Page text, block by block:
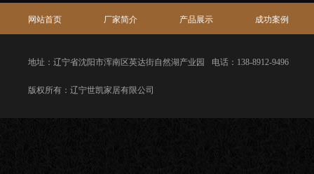
网站首页 厂家简介 产品展示 成功案例
地址：辽宁省沈阳市浑南区英达街自然湖产业园 电话：138-8912-9496
版权所有：辽宁世凯家居有限公司